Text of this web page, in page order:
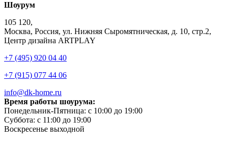
Шоурум
105 120,
Москва, Россия, ул. Нижняя Сыромятническая, д. 10, стр.2,
Центр дизайна ARTPLAY
+7 (495) 920 04 40
+7 (915) 077 44 06
info@dk-home.ru
Время работы шоурума:
Понедельник-Пятница: c 10:00 до 19:00
Суббота: c 11:00 до 19:00
Воскресенье выходной